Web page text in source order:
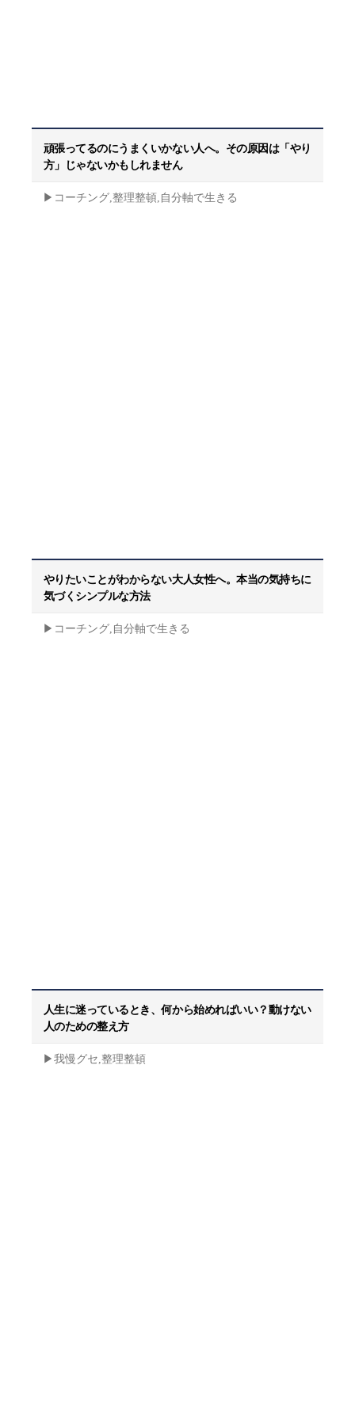
頑張ってるのにうまくいかない人へ。その原因は「やり
方」じゃないかもしれません
▶︎コーチング,整理整頓,自分軸で生きる
やりたいことがわからない大人女性へ。本当の気持ちに
気づくシンプルな方法
▶︎コーチング,自分軸で生きる
人生に迷っているとき、何から始めればいい？動けない
人のための整え方
▶︎我慢グセ,整理整頓